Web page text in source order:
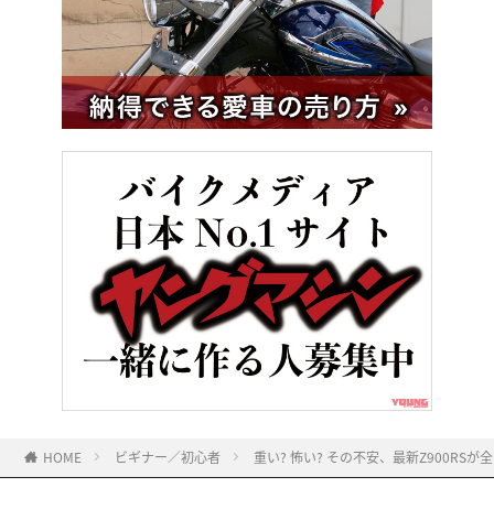
HOME ビギナー／初心者 重い? 怖い? その不安、最新Z900RSが